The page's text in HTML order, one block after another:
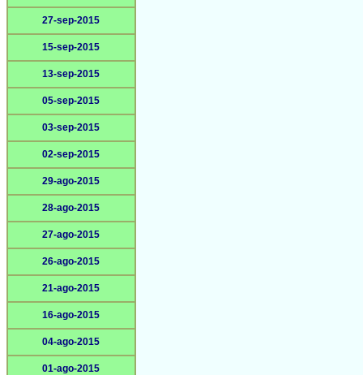
27-sep-2015
15-sep-2015
13-sep-2015
05-sep-2015
03-sep-2015
02-sep-2015
29-ago-2015
28-ago-2015
27-ago-2015
26-ago-2015
21-ago-2015
16-ago-2015
04-ago-2015
01-ago-2015